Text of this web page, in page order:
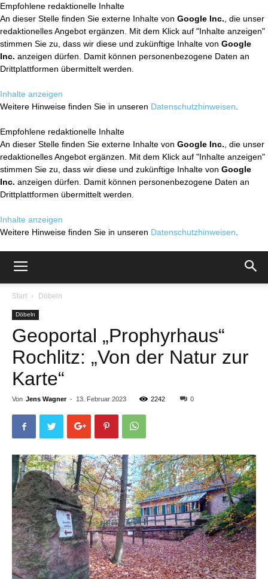
Empfohlene redaktionelle Inhalte
An dieser Stelle finden Sie externe Inhalte von Google Inc. , die unser
redaktionelles Angebot ergänzen. Mit dem Klick auf "Inhalte anzeigen"
stimmen Sie zu, dass wir diese und zukünftige Inhalte von Google
Inc. anzeigen dürfen. Damit können personenbezogene Daten an
Drittplattformen übermittelt werden.
Inhalte anzeigen
Weitere Hinweise finden Sie in unseren Datenschutzhinweisen
Empfohlene redaktionelle Inhalte
An dieser Stelle finden Sie externe Inhalte von Google Inc. , die unser
redaktionelles Angebot ergänzen. Mit dem Klick auf "Inhalte anzeigen"
stimmen Sie zu, dass wir diese und zukünftige Inhalte von Google
Inc. anzeigen dürfen. Damit können personenbezogene Daten an
Drittplattformen übermittelt werden.
Inhalte anzeigen
Weitere Hinweise finden Sie in unseren Datenschutzhinweisen
Start Döbeln
Döbeln
Geoportal „Prophyrhaus“
Rochlitz: „Von der Natur zur
Karte“
Von Jens Wagner - 13. Februar 2023 2242 0